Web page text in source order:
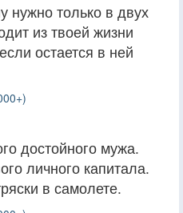
нужно только в двух
из твоей жизни
остается в ней
достойного мужа.
личного капитала.
в самолете.